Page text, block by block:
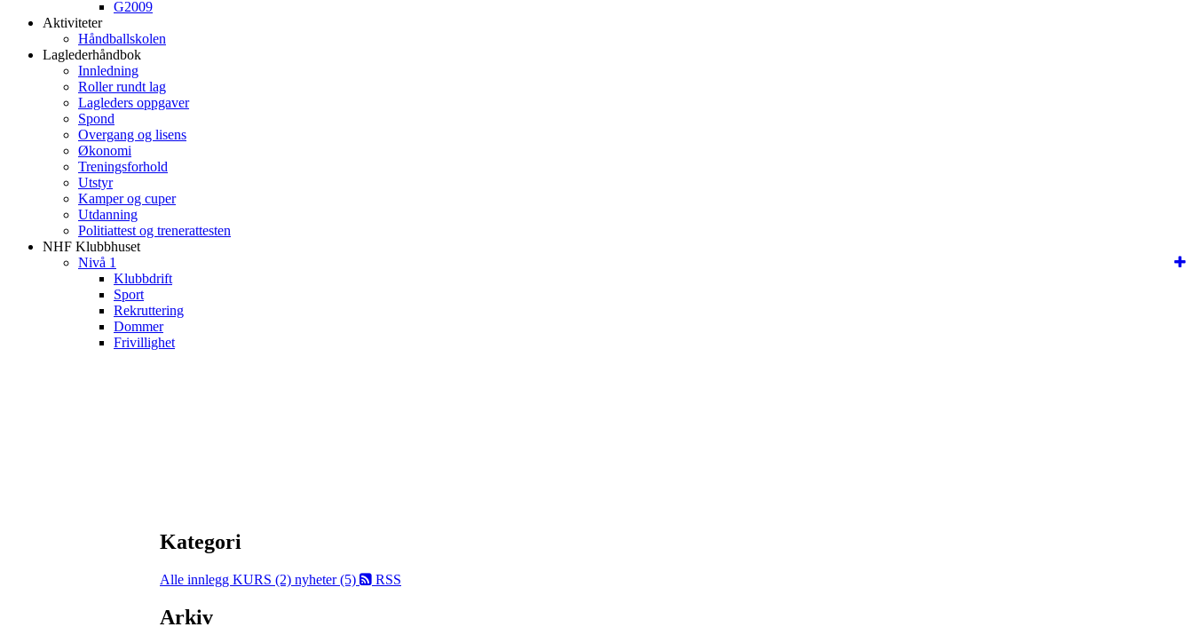
G2009
Aktiviteter
Håndballskolen
Laglederhåndbok
Innledning
Roller rundt lag
Lagleders oppgaver
Spond
Overgang og lisens
Økonomi
Treningsforhold
Utstyr
Kamper og cuper
Utdanning
Politiattest og trenerattesten
NHF Klubbhuset
Nivå 1
Klubbdrift
Sport
Rekruttering
Dommer
Frivillighet
Kategori
Alle innlegg KURS (2) nyheter (5) RSS
Arkiv